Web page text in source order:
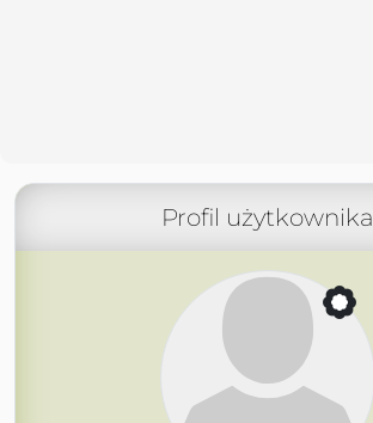
Profil użytkownika